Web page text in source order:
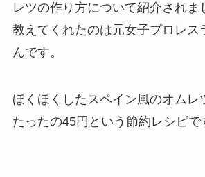
レツの作り方について紹介されま
教えてくれたのは元女子プロレス
んです。
ほくほくしたスペイン風のオムレ
たったの45円という節約レシピで